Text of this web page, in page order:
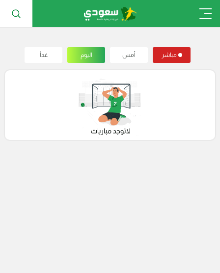
مباشر أمس اليوم غداً